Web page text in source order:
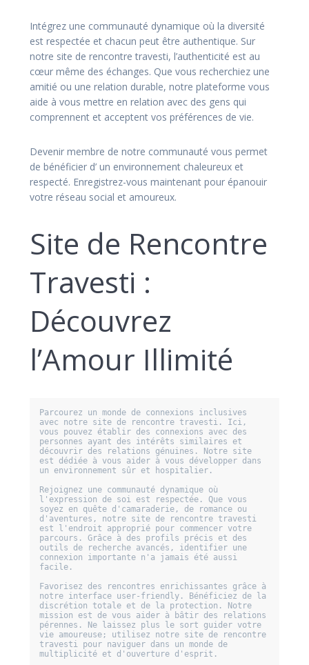
Intégrez une communauté dynamique où la diversité
est respectée et chacun peut être authentique. Sur
notre site de rencontre travesti, l’authenticité est au
cœur même des échanges. Que vous recherchiez une
amitié ou une relation durable, notre plateforme vous
aide à vous mettre en relation avec des gens qui
comprennent et acceptent vos préférences de vie.
Devenir membre de notre communauté vous permet
de bénéficier d’ un environnement chaleureux et
respecté. Enregistrez-vous maintenant pour épanouir
votre réseau social et amoureux.
Site de Rencontre
Travesti :
Découvrez
l’Amour Illimité
Parcourez un monde de connexions inclusives
avec notre site de rencontre travesti. Ici,
vous pouvez établir des connexions avec des
personnes ayant des intérêts similaires et
découvrir des relations génuines. Notre site
est dédiée à vous aider à vous développer dans
un environnement sûr et hospitalier.
Rejoignez une communauté dynamique où
l'expression de soi est respectée. Que vous
soyez en quête d'camaraderie, de romance ou
d'aventures, notre site de rencontre travesti
est l'endroit approprié pour commencer votre
parcours. Grâce à des profils précis et des
outils de recherche avancés, identifier une
connexion importante n'a jamais été aussi
facile.
Favorisez des rencontres enrichissantes grâce à
notre interface user-friendly. Bénéficiez de la
discrétion totale et de la protection. Notre
mission est de vous aider à bâtir des relations
pérennes. Ne laissez plus le sort guider votre
vie amoureuse; utilisez notre site de rencontre
travesti pour naviguer dans un monde de